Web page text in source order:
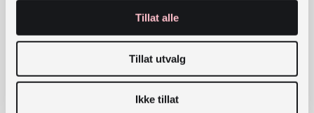
Tillat alle
Tillat utvalg
Ikke tillat
Avtale med rettighetshaver
Når man skal inngå en avtale om overdragelse av
rett til å bruke åndsverk er det lurt å være bevisst
reglene om rettighetsovergang. Åndsverkloven §
67 første ledd tillater opphaver å overdra sin rett